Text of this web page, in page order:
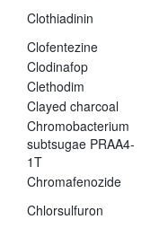
Clothiadinin
Clofentezine
Clodinafop
Clethodim
Clayed charcoal
Chromobacterium
subtsugae PRAA4-
1T
Chromafenozide
Chlorsulfuron